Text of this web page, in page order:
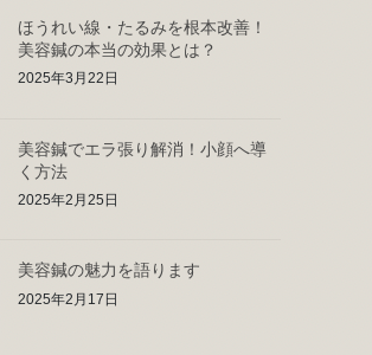
ほうれい線・たるみを根本改善！
美容鍼の本当の効果とは？
2025年3月22日
美容鍼でエラ張り解消！小顔へ導
く方法
2025年2月25日
美容鍼の魅力を語ります
2025年2月17日